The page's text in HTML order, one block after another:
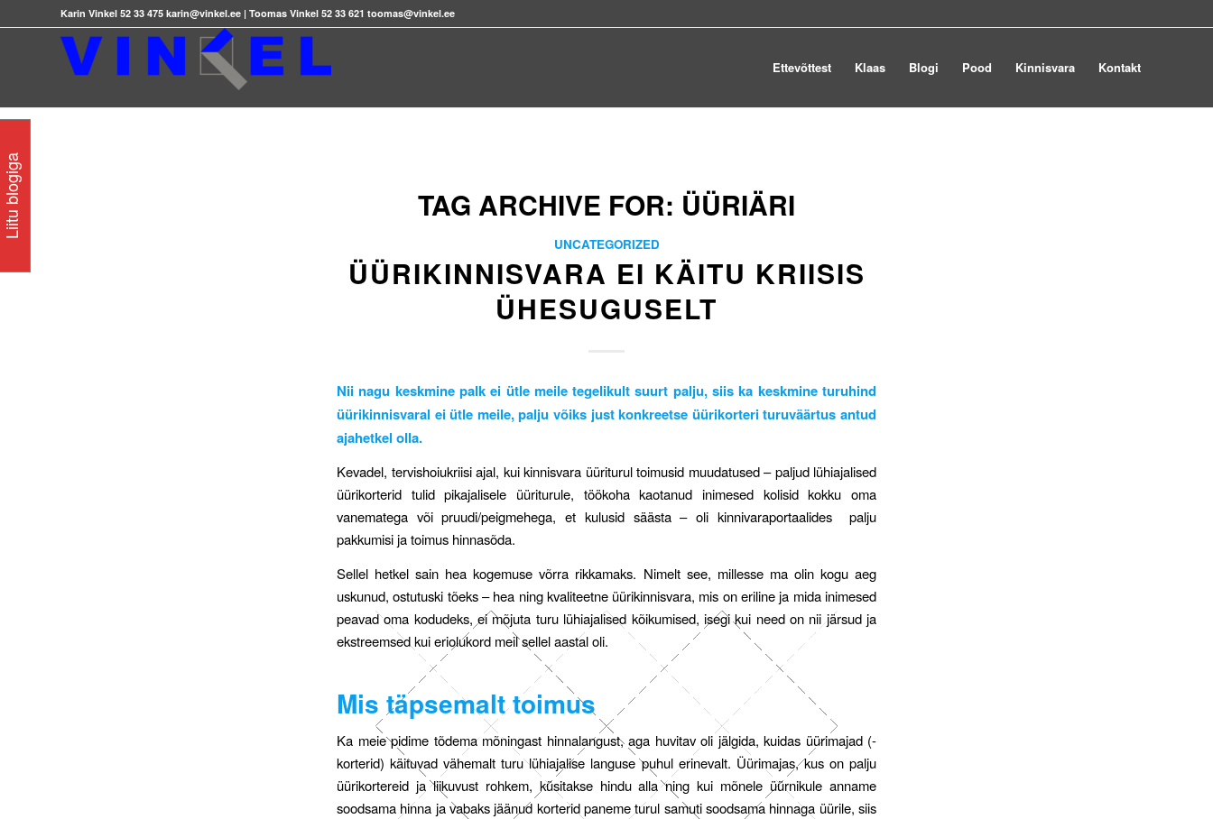
Karin Vinkel 52 33 475 karin@vinkel.ee | Toomas Vinkel 52 33 621 toomas@vinkel.ee
Ettevõttest Klaas Blogi Pood Kinnisvara Kontakt
TAG ARCHIVE FOR: ÜÜRIÄRI
UNCATEGORIZED
ÜÜRIKINNISVARA EI KÄITU KRIISIS
ÜHESUGUSELT
Nii nagu keskmine palk ei ütle meile tegelikult suurt palju, siis ka keskmine turuhind
üürikinnisvaral ei ütle meile, palju võiks just konkreetse üürikorteri turuväärtus antud
ajahetkel olla.
Kevadel, tervishoiukriisi ajal, kui kinnisvara üüriturul toimusid muudatused – paljud lühiajalised
üürikorterid tulid pikajalisele üüriturule, töökoha kaotanud inimesed kolisid kokku oma
vanematega või pruudi/peigmehega, et kulusid säästa – oli kinnivaraportaalides palju
pakkumisi ja toimus hinnasõda.
Sellel hetkel sain hea kogemuse võrra rikkamaks. Nimelt see, millesse ma olin kogu aeg
uskunud, ostutuski tõeks – hea ning kvaliteetne üürikinnisvara, mis on eriline ja mida inimesed
peavad oma kodudeks, ei mõjuta turu lühiajalised kõikumised, isegi kui need on nii järsud ja
ekstreemsed kui eriolukord meil sellel aastal oli.
Mis täpsemalt toimus
Ka meie pidime tõdema mõningast hinnalangust, aga huvitav oli jälgida, kuidas üürimajad (-
korterid) käituvad vähemalt turu lühiajalise languse puhul erinevalt. Üürimajas, kus on palju
üürikortereid ja liikuvust rohkem, küsitakse hindu alla ning kui mõnele üürnikule anname
soodsama hinna ja vabaks jäänud korterid paneme turul samuti soodsama hinnaga üürile, siis
Liitu blogiga